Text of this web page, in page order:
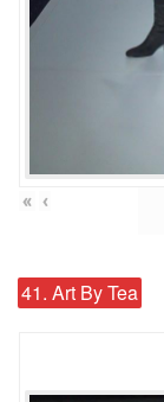
« ‹
41. Art By Tea